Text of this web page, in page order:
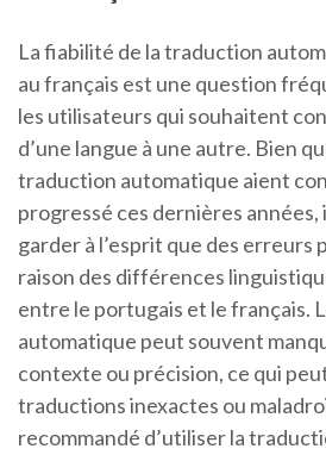
La fiabilité de la traduction
au français est une question
les utilisateurs qui souhaitent
d’une langue à une autre. Bien
traduction automatique aient
progressé ces dernières
garder à l’esprit que des erreurs
raison des différences
entre le portugais et le français.
automatique peut souvent
contexte ou précision, ce qui
traductions inexactes ou
recommandé d’utiliser la